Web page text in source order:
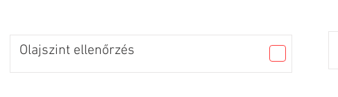
Olajszint ellenőrzés